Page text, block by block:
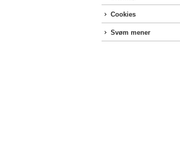
Cookies
Svøm mener